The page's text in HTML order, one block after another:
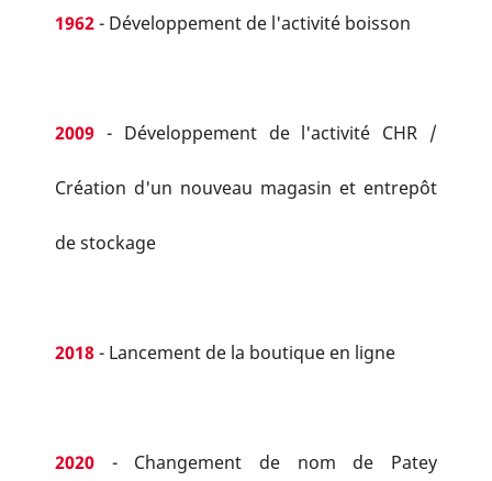
1962- Développement de l'activité boisson
2009 - Développement de l'activité CHR /
Création d'un nouveau magasin et entrepôt
de stockage
2018- Lancement de la boutique en ligne
2020 - Changement de nom de Patey